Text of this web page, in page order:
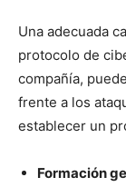
Una adecuada
protocolo de
compañía,
frente a los
establecer un
Formación